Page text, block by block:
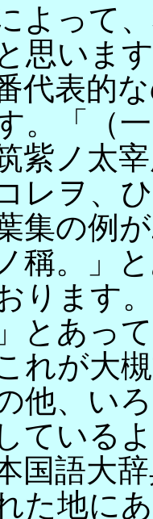
よって、
思います
代表的な
。「（
紫ノ太
レヲ、
集の例
稱。」
ります
とあっ
れが大
他、いろ
ている
本国語大
た地に